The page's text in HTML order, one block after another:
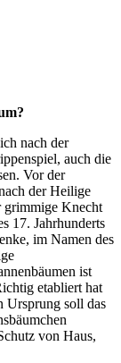
nach der
auch die
Vor der
der Heilige
grimmige Knecht
17. Jahrhunderts
im Namen des
ist
etabliert hat
Ursprung soll das
von Haus,